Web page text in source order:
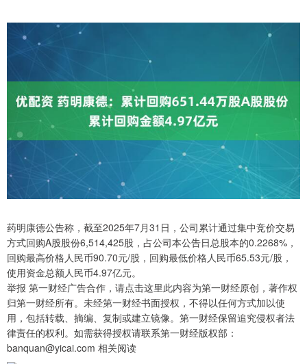
药明康德公告称，截至2025年7月31日，公司累计通过集中竞价交易
方式回购A股股份6,514,425股，占公司本公告日总股本的0.2268%，
回购最高价格人民币90.70元/股，回购最低价格人民币65.53元/股，
使用资金总额人民币4.97亿元。
举报 第一财经广告合作，请点击这里此内容为第一财经原创，著作权
归第一财经所有。未经第一财经书面授权，不得以任何方式加以使
用，包括转载、摘编、复制或建立镜像。第一财经保留追究侵权者法
律责任的权利。如需获得授权请联系第一财经版权部：
banquan@yicai.com 相关阅读